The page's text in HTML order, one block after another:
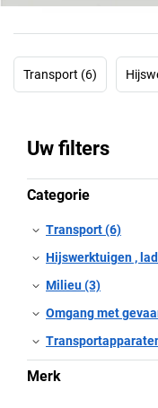
Transport (6)
Uw filters
Categorie
Transport (6)
Hijswerktuigen ,
Milieu (3)
Omgang met
Merk